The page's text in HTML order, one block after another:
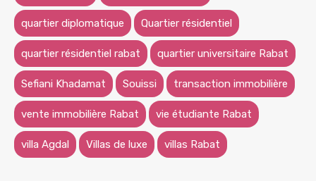
quartier diplomatique Quartier résidentiel
quartier résidentiel rabat quartier universitaire Rabat
Sefiani Khadamat Souissi transaction immobilière
vente immobilière Rabat vie étudiante Rabat
villa Agdal Villas de luxe villas Rabat